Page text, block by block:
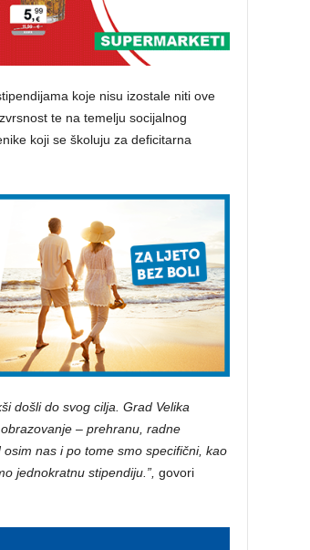
koje nisu izostale niti ove
te na temelju socijalnog
koji se školuju za deficitarna
došli do svog cilja. Grad Velika
– prehranu, radne
nas i po tome smo specifični, kao
jednokratnu stipendiju.”, govori